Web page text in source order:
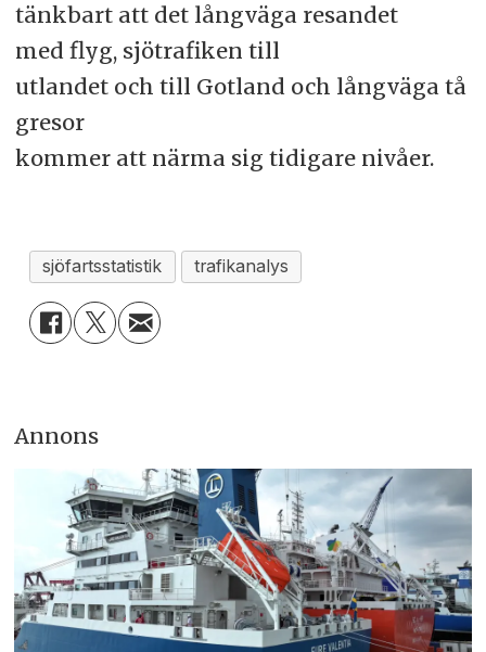
tänkbart att det långväga resandet
med flyg, sjötrafiken till
utlandet och till Gotland och långväga tå
gresor
kommer att närma sig tidigare nivåer.
sjöfartsstatistik trafikanalys
Annons